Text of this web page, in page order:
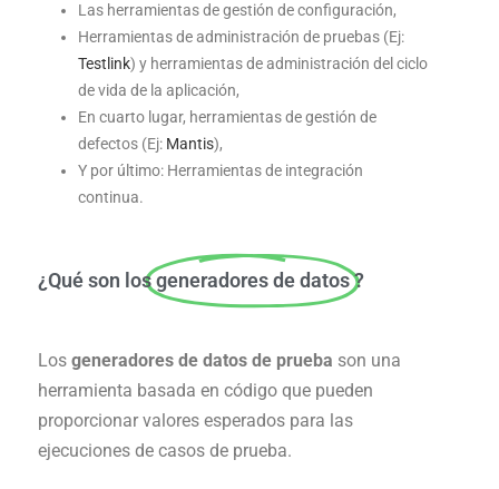
Las herramientas de gestión de configuración,
Herramientas de administración de pruebas (Ej:
Testlink) y herramientas de administración del ciclo
de vida de la aplicación,
En cuarto lugar, herramientas de gestión de
defectos (Ej: Mantis),
Y por último: Herramientas de integración
continua.
¿Qué son losgeneradores de datos?
Los generadores de datos de prueba son una
herramienta basada en código que pueden
proporcionar valores esperados para las
ejecuciones de casos de prueba.